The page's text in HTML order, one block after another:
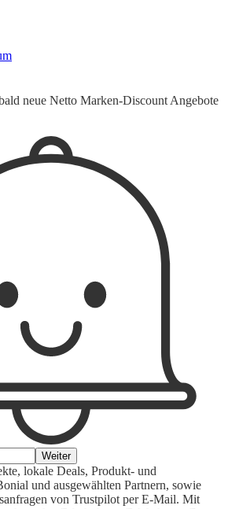
neue Netto Marken-Discount Angebote
Weiter
lokale Deals, Produkt- und
und ausgewählten Partnern, sowie
von Trustpilot per E-Mail. Mit